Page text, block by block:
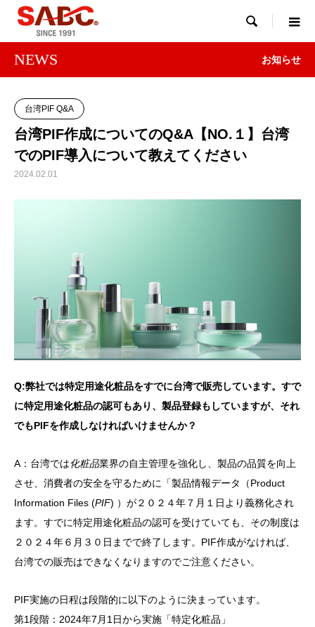

NEWS お知らせ
台湾PIF Q&A
台湾PIF作成についてのQ&A【NO.１】台湾
でのPIF導入について教えてください
2024.02.01
Q:弊社では特定用途化粧品をすでに台湾で販売しています。すで
に特定用途化粧品の認可もあり、製品登録もしていますが、それ
でもPIFを作成しなければいけませんか？
A：台湾では化粧品業界の自主管理を強化し、製品の品質を向上
させ、消費者の安全を守るために「製品情報データ（Product
Information Files (PIF) ）が２０２４年７月１日より義務化され
ます。すでに特定用途化粧品の認可を受けていても、その制度は
２０２４年６月３０日までで終了します。PIF作成がなければ、
台湾での販売はできなくなりますのでご注意ください。
PIF実施の日程は段階的に以下のように決まっています。
第1段階：2024年7月1日から実施「特定化粧品」